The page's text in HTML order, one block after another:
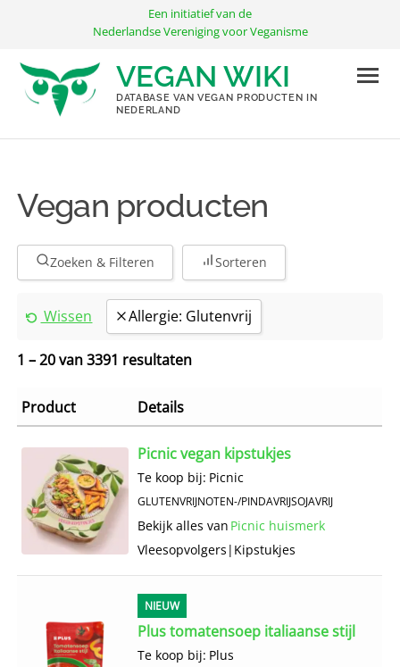
inhoud
Een initiatief van de
Nederlandse Vereniging voor Veganisme
VEGAN WIKI
DATABASE VAN VEGAN PRODUCTEN IN
NEDERLAND
Vegan producten
Zoeken & Filteren Sorteren
Wissen Allergie: Glutenvrij
1 – 20 van 3391 resultaten
Product Details
Picnic vegan kipstukjes
Te koop bij: Picnic
GLUTENVRIJNOTEN-/PINDAVRIJSOJAVRIJ
Bekijk alles van Picnic huismerk
Vlees­opvolgers | Kipstukjes
NIEUW
Plus tomatensoep italiaanse stijl
Te koop bij: Plus